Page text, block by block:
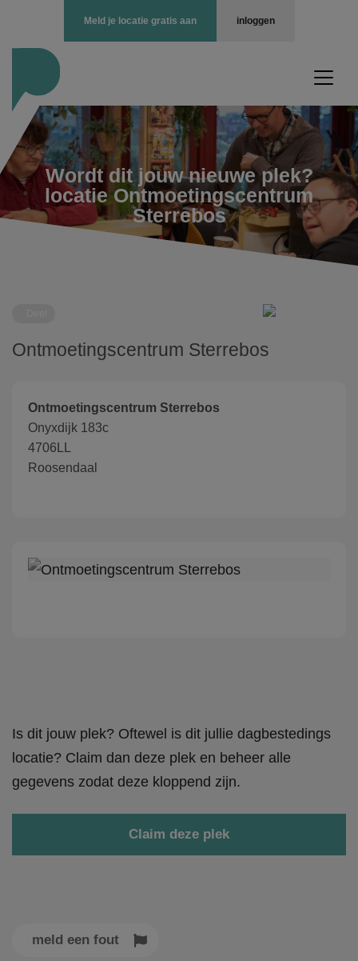
inloggen
Meld je locatie gratis aan
Wordt dit jouw nieuwe plek?
locatie Ontmoetingscentrum
Sterrebos
Ontmoetingscentrum Sterrebos
Ontmoetingscentrum Sterrebos
Onyxdijk 183c
4706LL
Roosendaal
Is dit jouw plek? Oftewel is dit jullie dagbestedings
locatie? Claim dan deze plek en beheer alle
gegevens zodat deze kloppend zijn.
Claim deze plek
meld een fout